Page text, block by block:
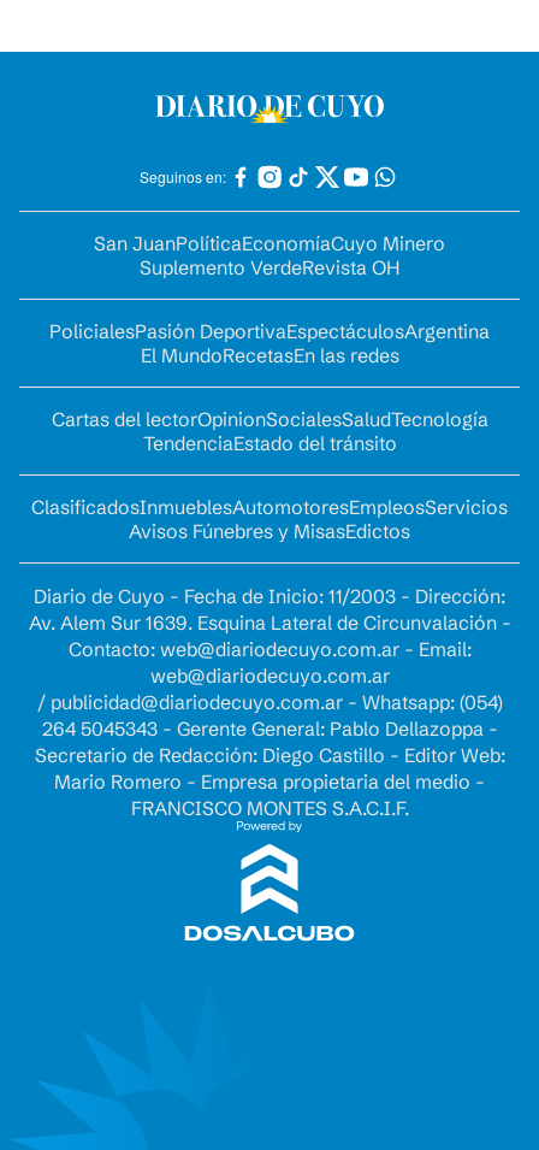
Seguinos en:
San JuanPolíticaEconomíaCuyo Minero
Suplemento VerdeRevista OH
PolicialesPasión DeportivaEspectáculosArgentina
El MundoRecetasEn las redes
Cartas del lectorOpinionSocialesSaludTecnología
TendenciaEstado del tránsito
ClasificadosInmueblesAutomotoresEmpleosServicios
Avisos Fúnebres y MisasEdictos
Diario de Cuyo - Fecha de Inicio: 11/2003 - Dirección:
Av. Alem Sur 1639. Esquina Lateral de Circunvalación -
Contacto: web@diariodecuyo.com.ar- Email:
web@diariodecuyo.com.ar
/ publicidad@diariodecuyo.com.ar- Whatsapp: (054)
264 5045343 - Gerente General: Pablo Dellazoppa -
Secretario de Redacción: Diego Castillo - Editor Web:
Mario Romero - Empresa propietaria del medio -
FRANCISCO MONTES S.A.C.I.F.